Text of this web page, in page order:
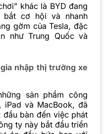
khác là BYD đang
bắt cơ hội và nhanh
gờm của Tesla, đặc
như Trung Quốc và
nhập thị trường xe
sản phẩm công
iPad và MacBook, đã
bàn đến việc phát
ty này bắt đầu triển